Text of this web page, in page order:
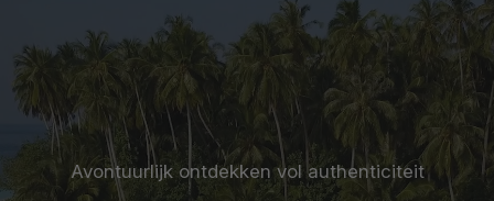
Avontuurlijk ontdekken vol authenticiteit